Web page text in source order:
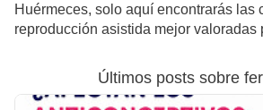
Huérmeces, solo aquí encontrarás las
reproducción asistida mejor valoradas
Últimos posts sobre